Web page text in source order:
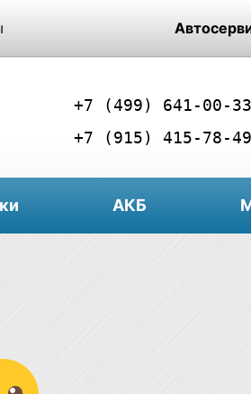
+7 (499) 641-00-33
+7 (915) 415-78-49
АКБ